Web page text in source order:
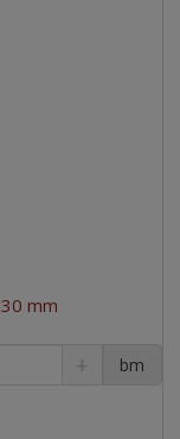
mm
bm